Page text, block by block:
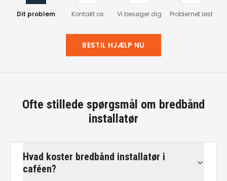
Dit problem Kontakt os Vi besøger dig Problemet løst
BESTIL HJÆLP NU
Ofte stillede spørgsmål om bredbånd
installatør
Hvad koster bredbånd installatør i
caféen?